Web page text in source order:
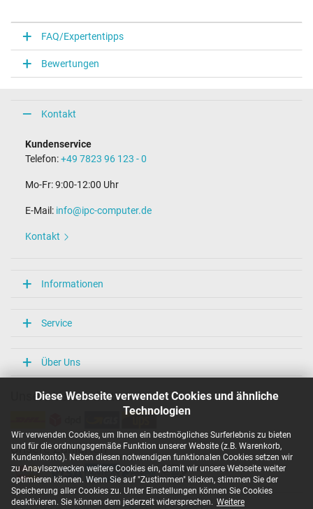
Diese Webseite verwendet Cookies und ähnliche
Technologien
Wir verwenden Cookies, um Ihnen ein bestmögliches Surferlebnis zu bieten
und für die ordnungsgemäße Funktion unserer Website (z.B. Warenkorb,
Kundenkonto). Neben diesen notwendigen funktionalen Cookies setzen wir
zu Anaylsezwecken weitere Cookies ein, damit wir unsere Webseite weiter
optimieren können. Wenn Sie auf "Zustimmen" klicken, stimmen Sie der
Speicherung aller Cookies zu. Unter Einstellungen können Sie Cookies
deaktivieren. Sie können dem jederzeit widersprechen. Weitere
FAQ/Expertentipps
Bewertungen
Kontakt
Kundenservice
Telefon:+49 7823 96 123 - 0
Mo-Fr: 9:00-12:00 Uhr
E-Mail: info@ipc-computer.de
Kontakt
Informationen
Service
Über Uns
Unsere Versandarten
Unsere Zahlarten